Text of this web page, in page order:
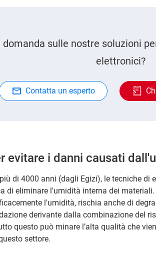
domanda sulle nostre soluzioni
elettronici?
Contatta un esperto
evitare i danni causati
di 4000 anni (dagli Egizi), le tecniche di
di eliminare l'umidità interna dei
l'umidità, rischia anche di
derivante dalla combinazione del
questo può minare l’alta qualità che
settore.